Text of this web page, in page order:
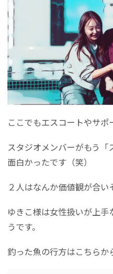
ここでもエスコートやサポ
スタジオメンバーがもう
面白かったです（笑）
２人はなんか価値観が合い
ゆきこ様は女性扱いが上
うです。
釣った魚の行方はこちらか